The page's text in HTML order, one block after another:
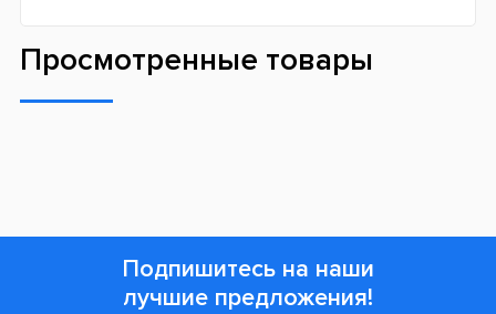
Просмотренные товары
Подпишитесь на наши
лучшие предложения!